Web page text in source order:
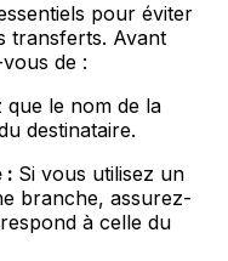
pour éviter
transferts. Avant
de :
que le nom de la
destinataire.
: Si vous utilisez un
branche, assurez-
à celle du